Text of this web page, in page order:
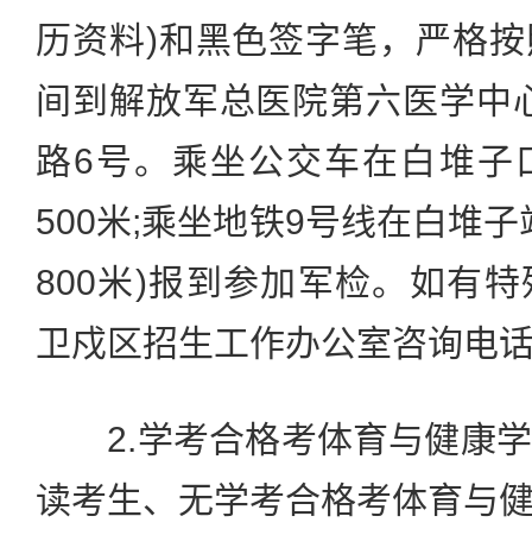
历资料)和黑色签字笔，严格
间到解放军总医院第六医学中
路6号。乘坐公交车在白堆子
500米;乘坐地铁9号线在白堆
800米)报到参加军检。如有
卫戍区招生工作办公室咨询电
2.学考合格考体育与健康学
读考生、无学考合格考体育与